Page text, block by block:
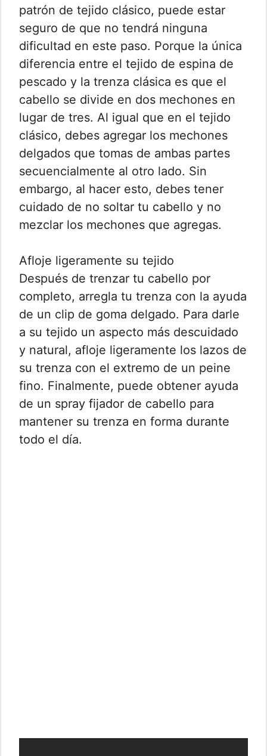
patrón de tejido clásico, puede estar
seguro de que no tendrá ninguna
dificultad en este paso. Porque la única
diferencia entre el tejido de espina de
pescado y la trenza clásica es que el
cabello se divide en dos mechones en
lugar de tres. Al igual que en el tejido
clásico, debes agregar los mechones
delgados que tomas de ambas partes
secuencialmente al otro lado. Sin
embargo, al hacer esto, debes tener
cuidado de no soltar tu cabello y no
mezclar los mechones que agregas.
Afloje ligeramente su tejido
Después de trenzar tu cabello por
completo, arregla tu trenza con la ayuda
de un clip de goma delgado. Para darle
a su tejido un aspecto más descuidado
y natural, afloje ligeramente los lazos de
su trenza con el extremo de un peine
fino. Finalmente, puede obtener ayuda
de un spray fijador de cabello para
mantener su trenza en forma durante
todo el día.